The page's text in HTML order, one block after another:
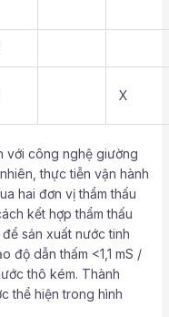
X
với công nghệ giường
thực tiễn vận hành
hai đơn vị thẩm thấu
kết hợp thẩm thấu
sản xuất nước tinh
độ dẫn thấm <1,1 mS /
thô kém. Thành
thể hiện trong hình